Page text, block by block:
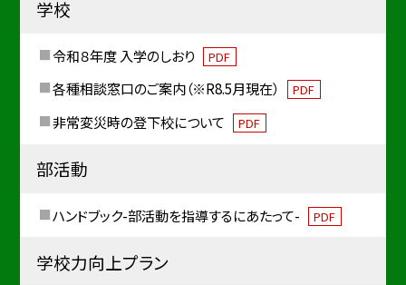
学校
令和８年度 入学のしおり PDF
各種相談窓口のご案内（※R8.5月現在） PDF
非常変災時の登下校について PDF
部活動
ハンドブック-部活動を指導するにあたって- PDF
学校力向上プラン